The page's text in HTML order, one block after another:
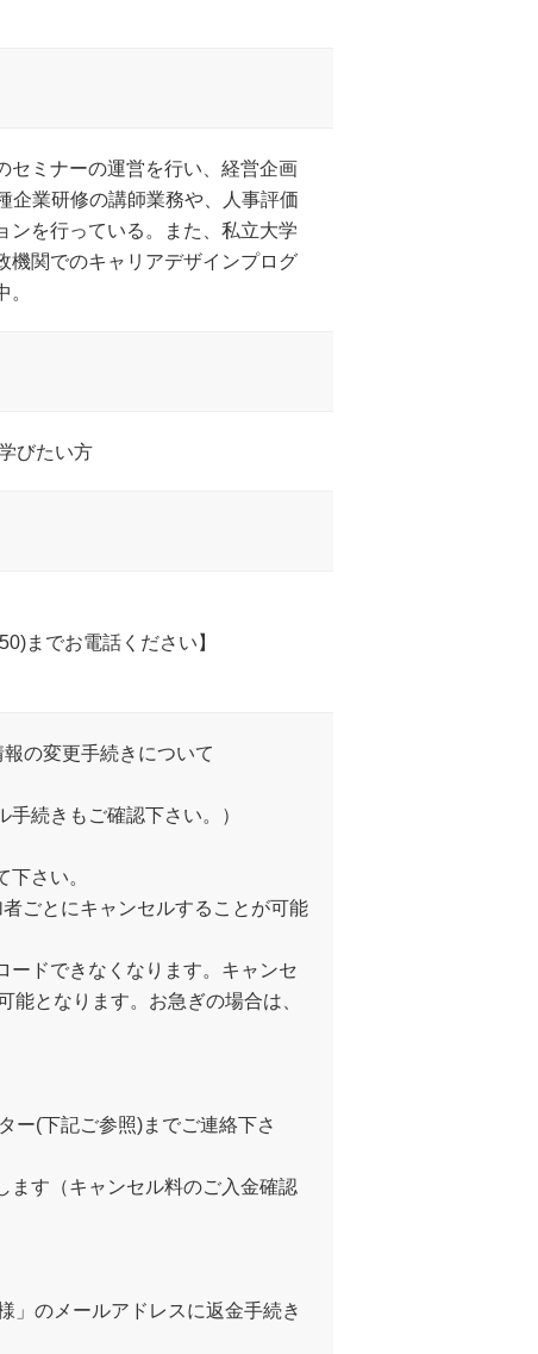
セミナーの運営を行い、経営企画
企業研修の講師業務や、人事評価
ンを行っている。また、私立大学
機関でのキャリアデザインプログ
びたい方
までお電話ください】
の変更手続きについて
続きもご確認下さい。）
下さい。
ごとにキャンセルすることが可能
ドできなくなります。キャンセ
能となります。お急ぎの場合は、
ー(下記ご参照)までご連絡下さ
ます（キャンセル料のご入金確認
」のメールアドレスに返金手続き